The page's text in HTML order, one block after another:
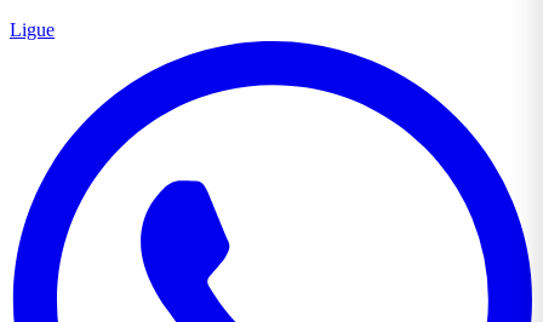
Ligue